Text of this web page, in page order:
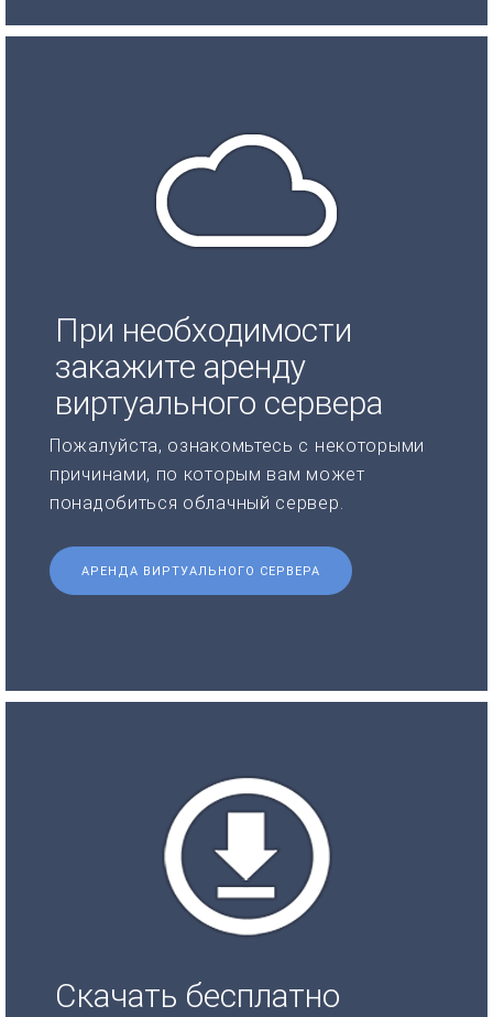
При необходимости
закажите аренду
виртуального сервера
Пожалуйста, ознакомьтесь с некоторыми
причинами, по которым вам может
понадобиться облачный сервер.
АРЕНДА ВИРТУАЛЬНОГО СЕРВЕРА
Скачать бесплатно